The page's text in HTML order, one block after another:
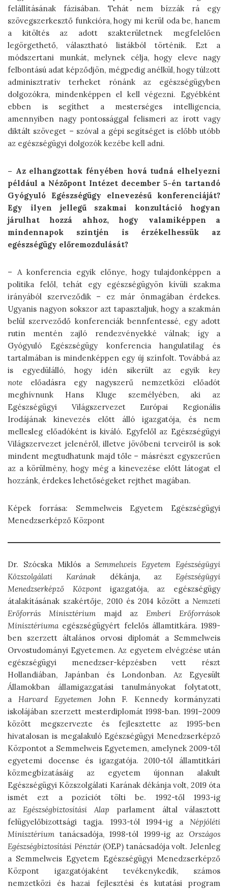
felállításának fázisában. Tehát nem bízzák rá egy
szövegszerkesztő funkcióra, hogy mi kerül oda be, hanem
a kitöltés az adott szakterületnek megfelelően
legörgethető, választható listákból történik. Ezt a
módszertani munkát, melynek célja, hogy eleve nagy
felbontású adat képződjön, mégpedig anélkül, hogy túlzott
adminisztratív terheket rónánk az egészségügyben
dolgozókra, mindenképpen el kell végezni. Egyébként
ebben is segíthet a mesterséges intelligencia,
amennyiben nagy pontossággal felismeri az írott vagy
diktált szöveget – szóval a gépi segítséget is előbb utóbb
az egészségügyi dolgozók kezébe kell adni.
– Az elhangzottak fényében hová tudná elhelyezni
például a Nézőpont Intézet december 5-én tartandó
Gyógyuló Egészségügy elnevezésű konferenciáját?
Egy ilyen jellegű szakmai konzultáció hogyan
járulhat hozzá ahhoz, hogy valamiképpen a
mindennapok szintjén is érzékelhessük az
egészségügy előremozdulását?
– A konferencia egyik előnye, hogy tulajdonképpen a
politika felől, tehát egy egészségügyön kívüli szakma
irányából szerveződik – ez már önmagában érdekes.
Ugyanis nagyon sokszor azt tapasztaljuk, hogy a szakmán
belül szerveződő konferenciák bennfentessé, egy adott
rutin mentén zajló rendezvényekké válnak; így a
Gyógyuló Egészségügy konferencia hangulatilag és
tartalmában is mindenképpen egy új színfolt. Továbbá az
is egyedülálló, hogy idén sikerült az egyik key
note előadásra egy nagyszerű nemzetközi előadót
meghívnunk Hans Kluge személyében, aki az
Egészségügyi Világszervezet Európai Regionális
Irodájának kinevezés előtt álló igazgatója, és nem
mellesleg előadóként is kiváló. Egyfelől az Egészségügyi
Világszervezet jelenéről, illetve jövőbeni terveiről is sok
mindent megtudhatunk majd tőle – másrészt egyszerűen
az a körülmény, hogy még a kinevezése előtt látogat el
hozzánk, érdekes lehetőségeket rejthet magában.
Képek forrása: Semmelweis Egyetem Egészségügyi
Menedzserképző Központ
Dr. Szócska Miklós aSemmelweis Egyetem Egészségügyi
Közszolgálati Karának dékánja, az Egészségügyi
Menedzserképző Központigazgatója, az egészségügy
átalakításának szakértője, 2010 és 2014 között a Nemzeti
Erőforrás Minisztérium majd az Emberi Erőforrások
Minisztériuma egészségügyért felelős államtitkára. 1989-
ben szerzett általános orvosi diplomát a Semmelweis
Orvostudományi Egyetemen. Az egyetem elvégzése után
egészségügyi menedzser-képzésben vett részt
Hollandiában, Japánban és Londonban. Az Egyesült
Államokban államigazgatási tanulmányokat folytatott,
a Harvard EgyetemenJohn F. Kennedy kormányzati
iskolájában szerzett mesterdiplomát 1998-ban. 1991–2009
között megszervezte és fejlesztette az 1995-ben
hivatalosan is megalakuló Egészségügyi Menedzserképző
Központot a Semmelweis Egyetemen, amelynek 2009-től
egyetemi docense és igazgatója. 2010-től államtitkári
közmegbízatásáig az egyetem újonnan alakult
Egészségügyi Közszolgálati Karának dékánja volt, 2019 óta
ismét ezt a pozíciót tölti be. 1992-től 1993-ig
azEgészségbiztosítási Alap parlament által választott
felügyelőbizottsági tagja. 1993-tól 1994-ig a Népjóléti
Minisztérium tanácsadója, 1998-tól 1999-ig az Országos
Egészségbiztosítási Pénztár(OEP) tanácsadója volt. Jelenleg
a Semmelweis Egyetem Egészségügyi Menedzserképző
Központ igazgatójaként tevékenykedik, számos
nemzetközi és hazai fejlesztési és kutatási program